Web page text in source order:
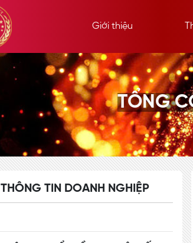
Giới thiệu
TỔNG
THÔNG TIN DOANH NGHIỆP